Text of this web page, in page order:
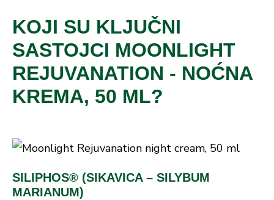
KOJI SU KLJUČNI
SASTOJCI MOONLIGHT
REJUVANATION - NOĆNA
KREMA, 50 ML?
SILIPHOS® (SIKAVICA – SILYBUM
MARIANUM)